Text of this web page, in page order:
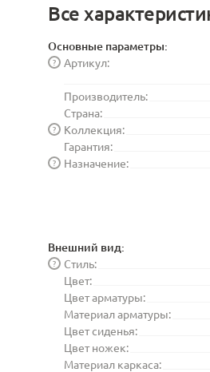
Все
Основные параметры:
Артикул:
?
Производитель:
Страна:
Коллекция:
?
Гарантия:
Назначение:
?
Внешний вид:
Стиль:
?
Цвет:
Цвет арматуры:
Материал арматуры:
Цвет сиденья:
Цвет ножек:
Материал каркаса: